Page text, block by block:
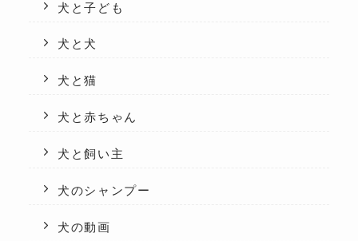
犬と子ども
犬と犬
犬と猫
犬と赤ちゃん
犬と飼い主
犬のシャンプー
犬の動画